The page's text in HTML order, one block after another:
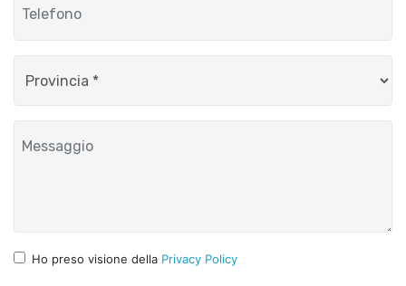
Ho preso visione della Privacy Policy